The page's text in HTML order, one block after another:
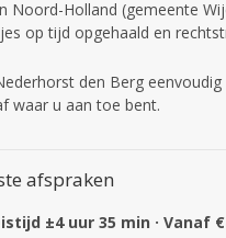
Noord-Holland (gemeente
op tijd opgehaald en
den Berg
waar u aan toe bent.
afspraken
±4 uur 35 min · Vanaf